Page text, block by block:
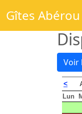
Gîtes Abérou
Voir
<
Lun